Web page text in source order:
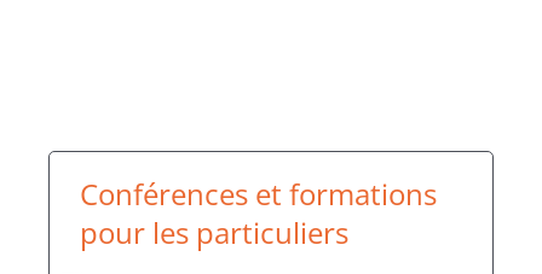
Conférences et formations
pour les particuliers